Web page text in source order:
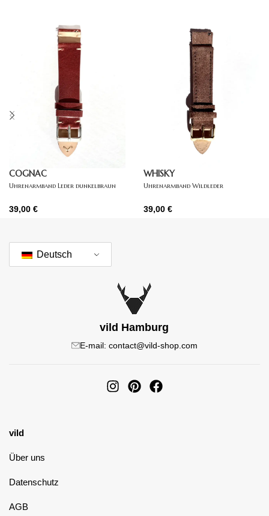
COGNAC
Uhrenarmband Leder dunkelbraun
39,00 €
WHISKY
Uhrenarmband Wildleder
39,00 €
Deutsch
vild Hamburg
E-mail: contact@vild-shop.com
vild
Über uns
Datenschutz
AGB